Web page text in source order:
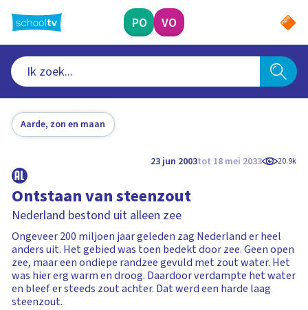
naar
hoofdinhoud
PO VO
Aarde, zon en maan
23 jun 2003tot 18 mei 2033 20.9k
Ontstaan van steenzout
Nederland bestond uit alleen zee
Ongeveer 200 miljoen jaar geleden zag Nederland er heel
anders uit. Het gebied was toen bedekt door zee. Geen open
zee, maar een ondiepe randzee gevuld met zout water. Het
was hier erg warm en droog. Daardoor verdampte het water
en bleef er steeds zout achter. Dat werd een harde laag
steenzout.